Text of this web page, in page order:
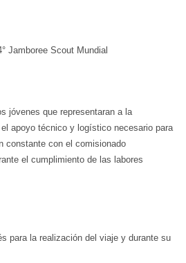
Jamboree Scout Mundial
jóvenes que representaran a la
apoyo técnico y logístico necesario para
constante con el comisionado
el cumplimiento de las labores
para la realización del viaje y durante su